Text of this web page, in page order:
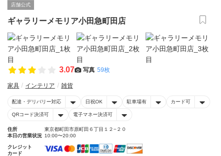
店舗公式
ギャラリーメモリア小田急町田店
3.07 写真 59枚
家具 インテリア 雑貨
配達・デリバリー対応 日祝OK 駐車場有 カード可
QRコード決済可 電子マネー決済可
住所
東京都町田市原町田６丁目１２−２０
本日の営業状況 10:00〜20:00
クレジット
カード